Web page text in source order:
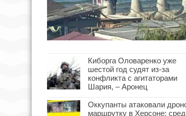
Киборга Оловаренко уже
шестой год судят из-за
конфликта с агитаторами
Шария, – Аронец
Оккупанты атаковали
маршрутку в Херсоне: